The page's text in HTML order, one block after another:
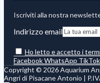
Iscriviti alla nostra
Indirizzo email
Ho letto e accetto i
FacebookWhatsApp TikTok
Copyright © 2026 Aquarium
Angri di Pisacane Antonio |